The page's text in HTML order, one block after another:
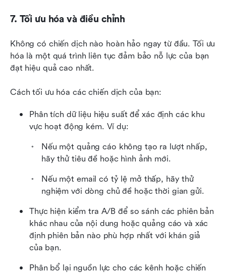
7. Tối ưu hóa và điều chỉnh
Không có chiến dịch nào hoàn hảo ngay từ đầu. Tối ưu
hóa là một quá trình liên tục đảm bảo nỗ lực của bạn
đạt hiệu quả cao nhất.
Cách tối ưu hóa các chiến dịch của bạn:
Phân tích dữ liệu hiệu suất để xác định các khu
vực hoạt động kém. Ví dụ:
Nếu một quảng cáo không tạo ra lượt nhấp,
hãy thử tiêu đề hoặc hình ảnh mới.
Nếu một email có tỷ lệ mở thấp, hãy thử
nghiệm với dòng chủ đề hoặc thời gian gửi.
Thực hiện kiểm tra A/B để so sánh các phiên bản
khác nhau của nội dung hoặc quảng cáo và xác
định phiên bản nào phù hợp nhất với khán giả
của bạn.
Phân bổ lại nguồn lực cho các kênh hoặc chiến